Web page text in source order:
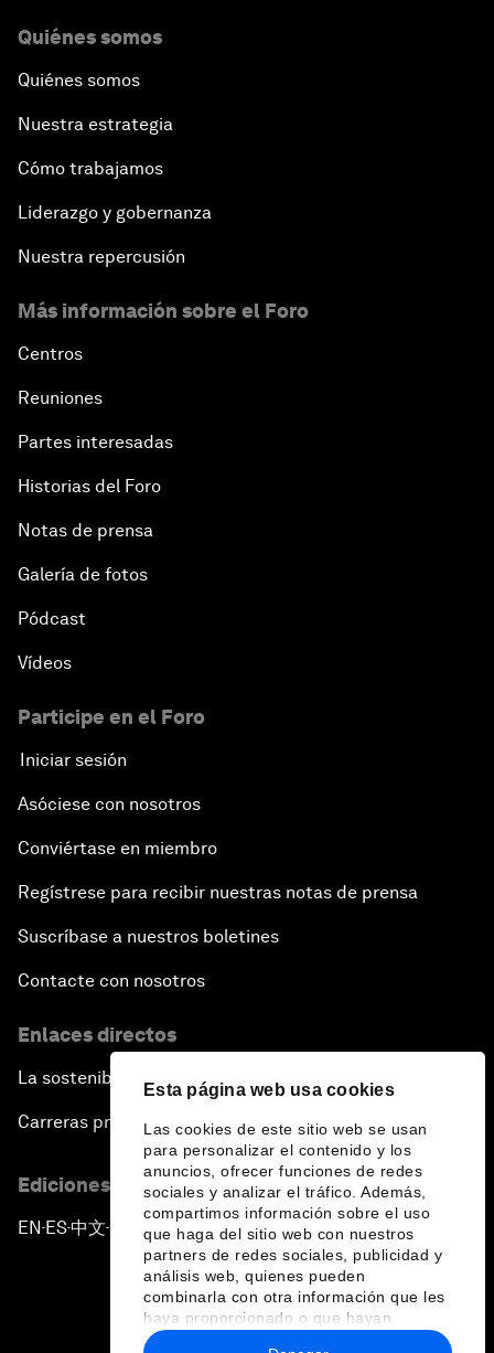
Esta página web usa cookies
Las cookies de este sitio web se usan
para personalizar el contenido y los
anuncios, ofrecer funciones de redes
sociales y analizar el tráfico. Además,
compartimos información sobre el uso
que haga del sitio web con nuestros
partners de redes sociales, publicidad y
análisis web, quienes pueden
combinarla con otra información que les
haya proporcionado o que hayan
recopilado a partir del uso que haya
Quiénes somos
Quiénes somos
Nuestra estrategia
Cómo trabajamos
Liderazgo y gobernanza
Nuestra repercusión
Más información sobre el Foro
Centros
Reuniones
Partes interesadas
Historias del Foro
Notas de prensa
Galería de fotos
Pódcast
Vídeos
Participe en el Foro
Iniciar sesión
Asóciese con nosotros
Conviértase en miembro
Regístrese para recibir nuestras notas de prensa
Suscríbase a nuestros boletines
Contacte con nosotros
Enlaces directos
La sostenibilidad en el Foro
Carreras profesionales
Ediciones en otros idiomas
EN ▪ES▪中文▪ 日本語